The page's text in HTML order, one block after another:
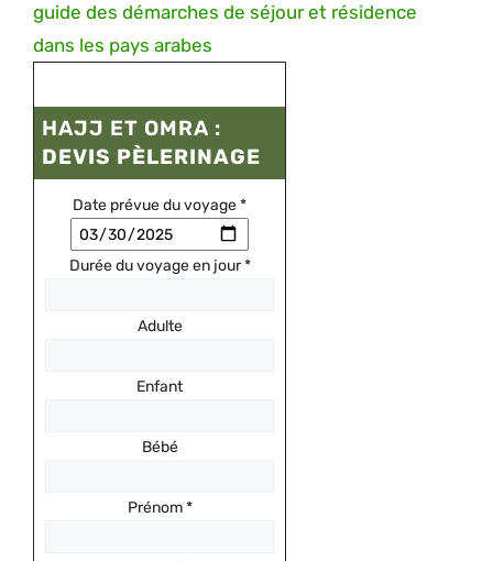
guide des démarches de séjour et résidence
dans les pays arabes
HAJJ ET OMRA :
DEVIS PÈLERINAGE
Date prévue du voyage*
Durée du voyage en jour*
Adulte
Enfant
Bébé
Prénom*